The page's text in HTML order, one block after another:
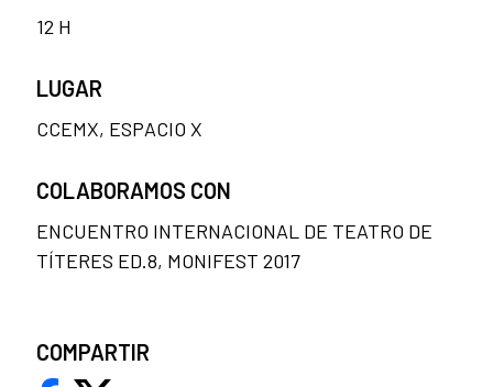
12 H
LUGAR
CCEMX, ESPACIO X
COLABORAMOS CON
ENCUENTRO INTERNACIONAL DE TEATRO DE
TÍTERES ED.8, MONIFEST 2017
COMPARTIR